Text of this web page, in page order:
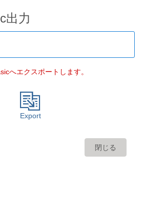
出力
へエクスポートします。
Export